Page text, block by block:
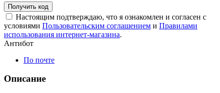
Получить код
Настоящим подтверждаю, что я ознакомлен и согласен с
условиями Пользовательским соглашением и Правилами
использования интернет-магазина.
Антибот
По почте
Описание